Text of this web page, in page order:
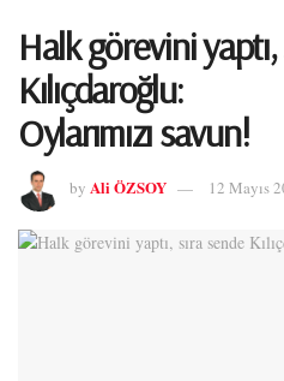
Halk görevini yaptı,
Kılıçdaroğlu:
Oylarımızı savun!
by Ali ÖZSOY 12 Mayıs